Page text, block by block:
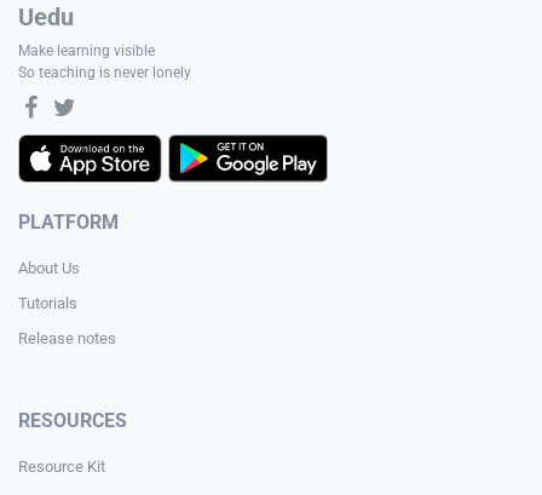
Uedu
Make learning visible
So teaching is never lonely
PLATFORM
About Us
Tutorials
Release notes
RESOURCES
Resource Kit